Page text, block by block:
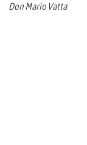
Don Mario Vatta